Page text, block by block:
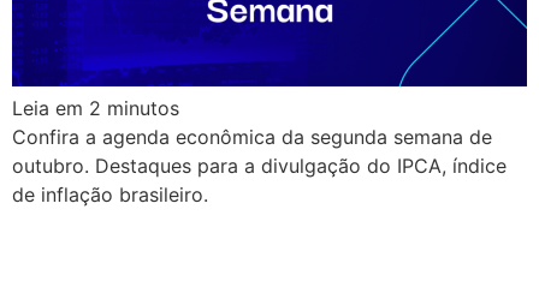
Leia em 2 minutos
Confira a agenda econômica da segunda semana de
outubro. Destaques para a divulgação do IPCA, índice
de inflação brasileiro.